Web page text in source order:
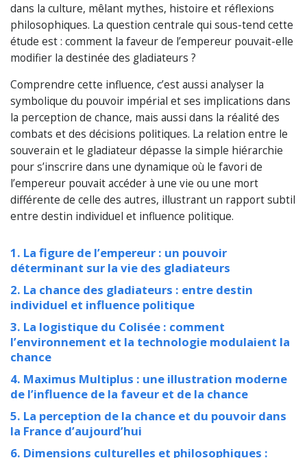
dans la culture, mêlant mythes, histoire et réflexions
philosophiques. La question centrale qui sous-tend cette
étude est : comment la faveur de l’empereur pouvait-elle
modifier la destinée des gladiateurs ?
Comprendre cette influence, c’est aussi analyser la
symbolique du pouvoir impérial et ses implications dans
la perception de chance, mais aussi dans la réalité des
combats et des décisions politiques. La relation entre le
souverain et le gladiateur dépasse la simple hiérarchie
pour s’inscrire dans une dynamique où le favori de
l’empereur pouvait accéder à une vie ou une mort
différente de celle des autres, illustrant un rapport subtil
entre destin individuel et influence politique.
1. La figure de l’empereur : un pouvoir
déterminant sur la vie des gladiateurs
2. La chance des gladiateurs : entre destin
individuel et influence politique
3. La logistique du Colisée : comment
l’environnement et la technologie modulaient la
chance
4. Maximus Multiplus : une illustration moderne
de l’influence de la faveur et de la chance
5. La perception de la chance et du pouvoir dans
la France d’aujourd’hui
6. Dimensions culturelles et philosophiques :